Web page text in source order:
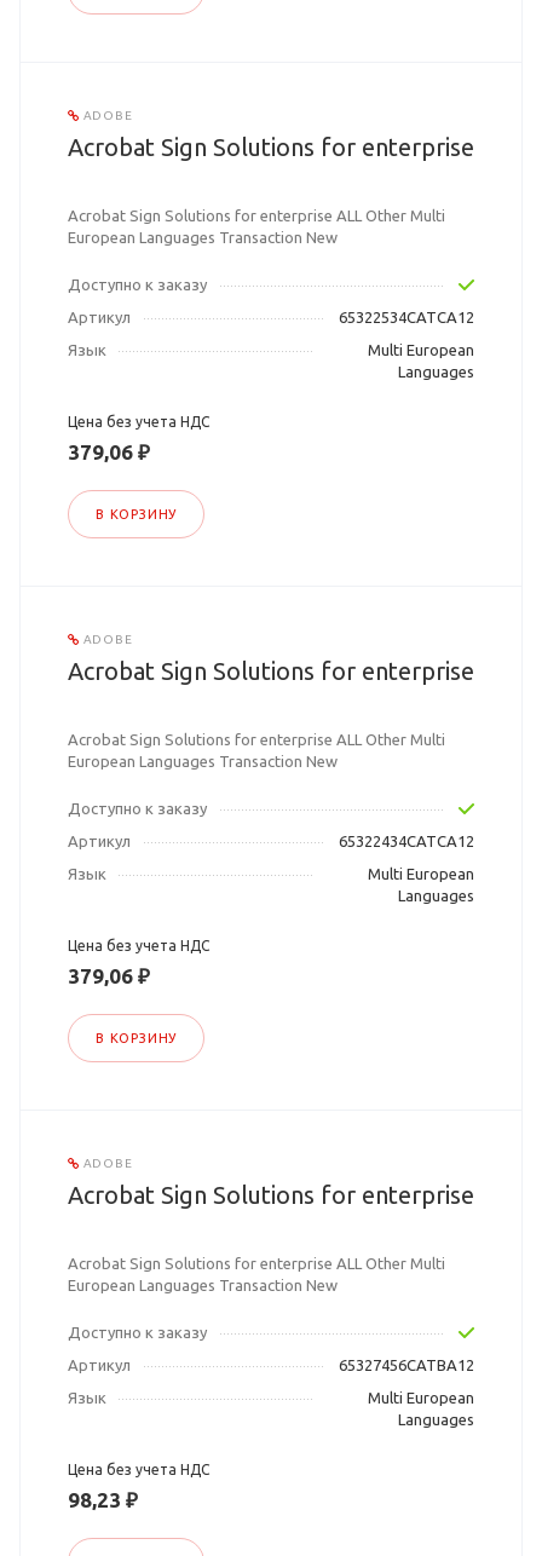
ADOBE
Acrobat Sign Solutions for enterprise
Acrobat Sign Solutions for enterprise ALL Other Multi
European Languages Transaction New
Доступно к заказу
Артикул
65322534CATCA12
Язык
Multi European
Languages
Цена без учета НДС
379,06 ₽
В КОРЗИНУ
ADOBE
Acrobat Sign Solutions for enterprise
Acrobat Sign Solutions for enterprise ALL Other Multi
European Languages Transaction New
Доступно к заказу
Артикул
65322434CATCA12
Язык
Multi European
Languages
Цена без учета НДС
379,06 ₽
В КОРЗИНУ
ADOBE
Acrobat Sign Solutions for enterprise
Acrobat Sign Solutions for enterprise ALL Other Multi
European Languages Transaction New
Доступно к заказу
Артикул
65327456CATBA12
Язык
Multi European
Languages
Цена без учета НДС
98,23 ₽